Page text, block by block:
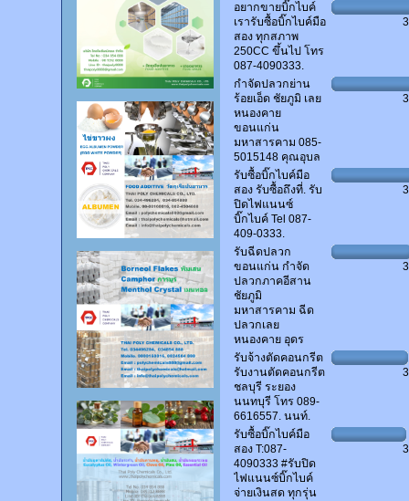
อยากขายบิ๊กไบค์
เรารับซื้อบิ๊กไบค์มือ
สอง ทุกสภาพ
250CC ขึ้นไป โทร
087-4090333.
กำจัดปลวกย่าน
ร้อยเอ็ด ชัยภูมิ เลย
หนองคาย
ขอนแก่น
มหาสารคาม 085-
5015148 คุณอุบล
รับซื้อบิ๊กไบค์มือ
สอง รับซื้อถึงที่. รับ
ปิดไฟแนนซ์
บิ๊กไบค์ Tel 087-
409-0333.
รับฉีดปลวก
ขอนแก่น กำจัด
ปลวกภาคอีสาน
ชัยภูมิ
มหาสารคาม ฉีด
ปลวกเลย
หนองคาย อุดร
รับจ้างตัดคอนกรีต
รับงานตัดคอนกรีต
ชลบุรี ระยอง
นนทบุรี โทร 089-
6616557. นนท์.
รับซื้อบิ๊กไบค์มือ
สอง T:087-
4090333 #รับปิด
ไฟแนนซ์บิ๊กไบค์
จ่ายเงินสด ทุกรุ่น